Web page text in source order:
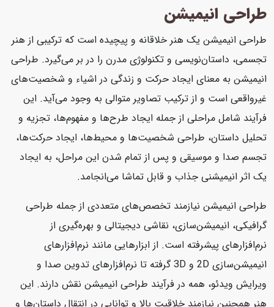
طراحی انیمیشن
طراحی انیمیشن یک هنر خلاقانه و پیچیده است که ترکیبی از هنر
تجسمی، داستان‌نویسی و تکنولوژی مدرن را در بر می‌گیرد. طراحی
انیمیشن به معنای ایجاد حرکت و زندگی در اشیاء و شخصیت‌های
غیرواقعی است و از ترکیب تصاویر متوالی به وجود می‌آید. این
فرآیند شامل مراحلی از جمله ایجاد طرح‌ها و مفهوم‌ها، تجزیه و
تحلیل داستان، طراحی شخصیت‌ها و محیط‌ها، ایجاد حرکت‌ها،
تجسم صدا و موسیقی و پس از تمام شدن این مراحل، به ایجاد
یک اثر انیمیشنی جذاب و قابل تماشا می‌انجامد.
طراحی انیمیشن نیازمند تخصص‌های متعددی از جمله طراحی
گرافیکی، انیمیشن‌سازی، نقاشی دیجیتالی و بهره‌گیری از
نرم‌افزارهای پیشرفته است. از ابزارهایی مانند نرم‌افزارهای
انیمیشن‌سازی 2D و 3D گرفته تا نرم‌افزارهای تدوین صدا و
ویرایش ویدئو، همه در فرآیند طراحی انیمیشن نقش دارند. این
هنر همچنین نیازمند خلاقیت بالا و توانایی در انتقال داستان‌ها و